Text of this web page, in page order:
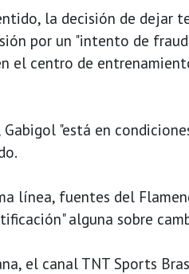
la decisión de dejar
por un "intento de
el centro de
"está en
línea, fuentes del
alguna sobre
el canal TNT Sports